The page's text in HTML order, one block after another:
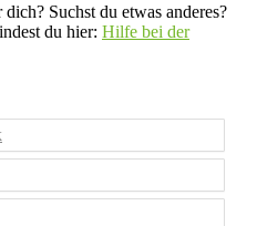
Suchst du etwas anderes?
du hier: Hilfe bei der